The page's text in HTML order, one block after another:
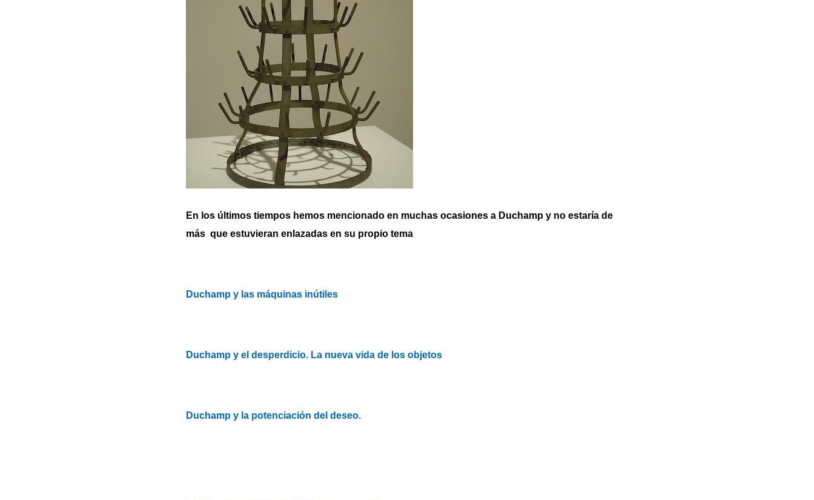
En los últimos tiempos hemos mencionado en muchas ocasiones a Duchamp y no estaría de
más que estuvieran enlazadas en su propio tema
Duchamp y las máquinas inútiles
Duchamp y el desperdicio. La nueva vida de los objetos
Duchamp y la potenciación del deseo.